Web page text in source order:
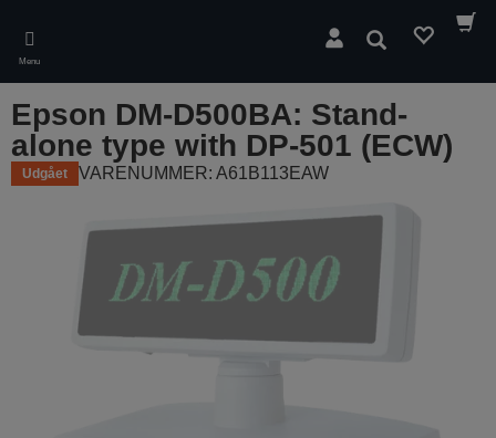
main
content
Menu
Søg
Epson DM-D500BA: Stand-
alone type with DP-501 (ECW)
Udgået VARENUMMER: A61B113EAW